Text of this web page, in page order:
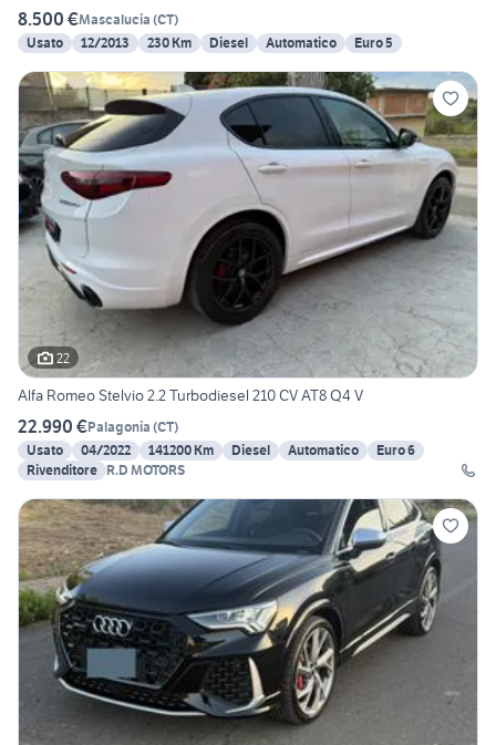
8.500 €Mascalucia (CT)
Usato
12/2013 230 Km Diesel Automatico Euro 5
22
Alfa Romeo Stelvio 2.2 Turbodiesel 210 CV AT8 Q4 V
22.990 €Palagonia (CT)
Usato
04/2022 141200 Km Diesel Automatico
Euro 6
Rivenditore R.D MOTORS